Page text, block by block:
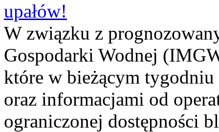
upałów!
W związku z
Gospodarki Wodnej
które w bieżącym tygodniu
oraz informacjami od
ograniczonej dostępności